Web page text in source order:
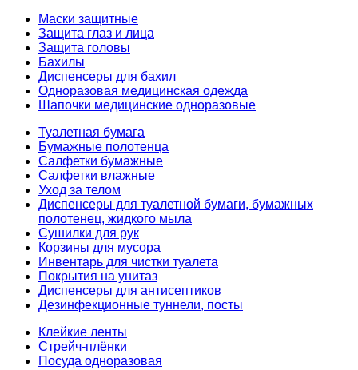
Маски защитные
Защита глаз и лица
Защита головы
Бахилы
Диспенсеры для бахил
Одноразовая медицинская одежда
Шапочки медицинские одноразовые
Туалетная бумага
Бумажные полотенца
Салфетки бумажные
Салфетки влажные
Уход за телом
Диспенсеры для туалетной бумаги, бумажных
полотенец, жидкого мыла
Сушилки для рук
Корзины для мусора
Инвентарь для чистки туалета
Покрытия на унитаз
Диспенсеры для антисептиков
Дезинфекционные туннели, посты
Клейкие ленты
Стрейч-плёнки
Посуда одноразовая